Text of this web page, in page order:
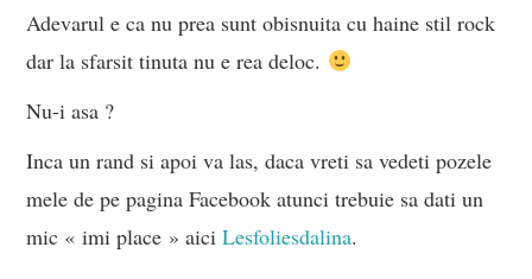
Adevarul e ca nu prea sunt obisnuita cu haine stil rock
dar la sfarsit tinuta nu e rea deloc.
Nu-i asa ?
Inca un rand si apoi va las, daca vreti sa vedeti pozele
mele de pe pagina Facebook atunci trebuie sa dati un
mic « imi place » aiciLesfoliesdalina.